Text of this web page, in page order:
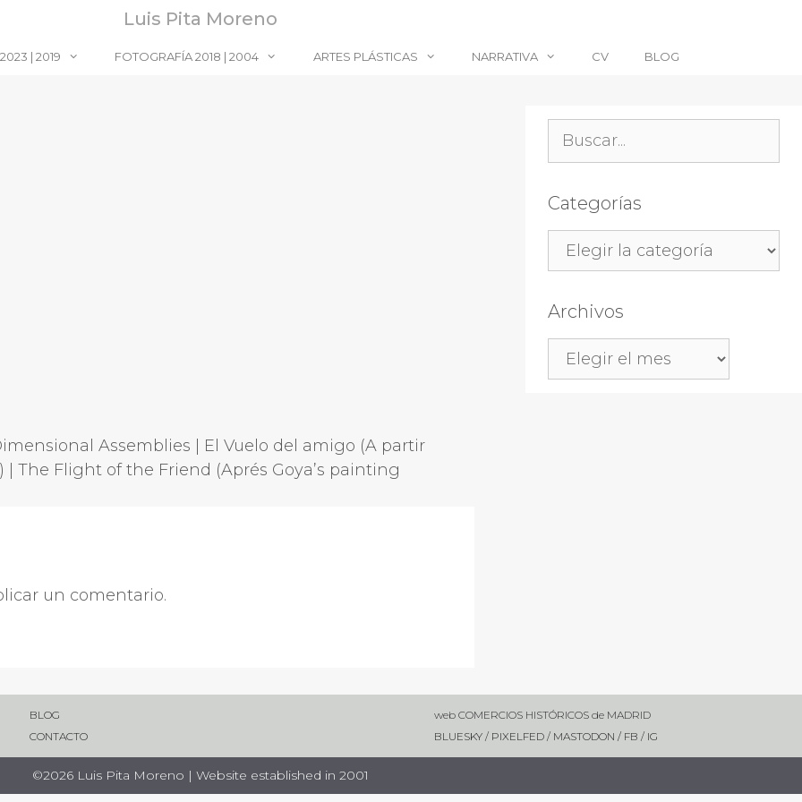
Luis Pita Moreno
| 2019 FOTOGRAFÍA 2018 | 2004 ARTES PLÁSTICAS NARRATIVA CV BLOG
Assemblies | El Vuelo del amigo (A partir
| The Flight of the Friend (Aprés Goya’s painting
un comentario.
Categorías
Archivos
BLOG
CONTACTO
web COMERCIOS HISTÓRICOS de MADRID
BLUESKY/ PIXELFED/ MASTODON / FB / IG
©2026 Luis Pita Moreno | Website established in 2001